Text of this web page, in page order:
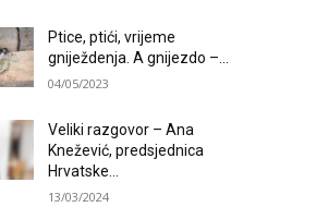
Ptice, ptići, vrijeme
gniježdenja. A gnijezdo –...
04/05/2023
Veliki razgovor – Ana
Knežević, predsjednica
Hrvatske...
13/03/2024